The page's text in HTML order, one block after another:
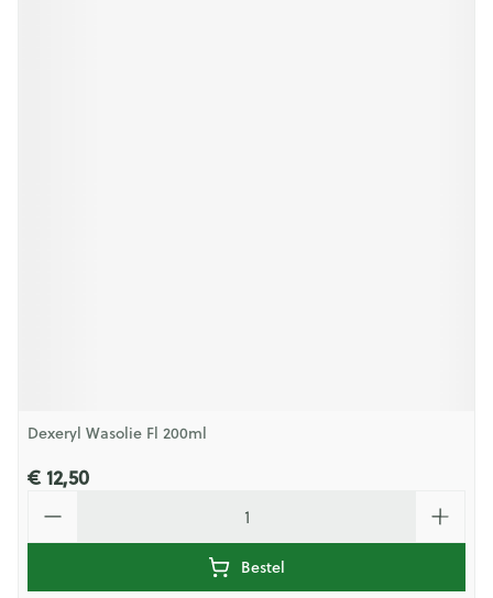
Dexeryl Wasolie Fl 200ml
€ 12,50
Bestel